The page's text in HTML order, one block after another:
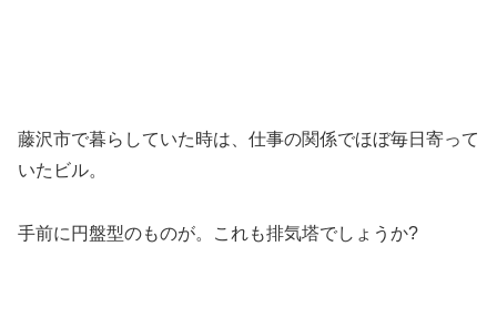
藤沢市で暮らしていた時は、仕事の関係でほぼ毎日寄って
いたビル。
手前に円盤型のものが。これも排気塔でしょうか?